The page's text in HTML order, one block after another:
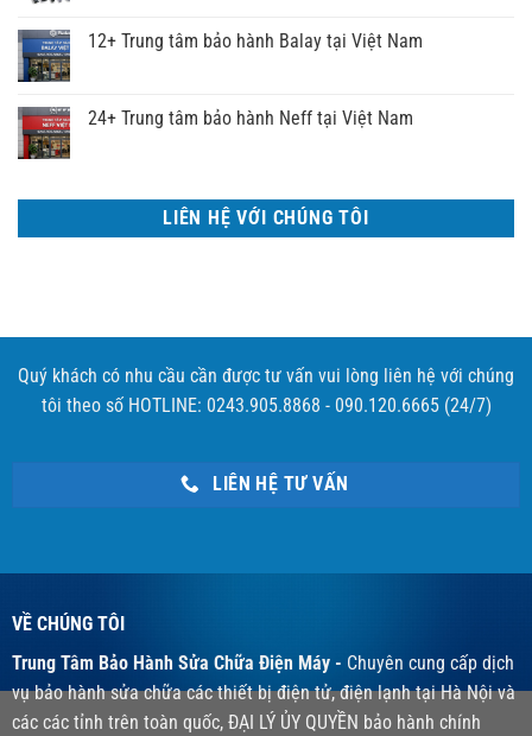
12+ Trung tâm bảo hành Balay tại Việt Nam
24+ Trung tâm bảo hành Neff tại Việt Nam
LIÊN HỆ VỚI CHÚNG TÔI
Quý khách có nhu cầu cần được tư vấn vui lòng liên hệ với chúng
tôi theo số HOTLINE: 0243.905.8868 - 090.120.6665 (24/7)
LIÊN HỆ TƯ VẤN
VỀ CHÚNG TÔI
Trung Tâm Bảo Hành Sửa Chữa Điện Máy - Chuyên cung cấp dịch
vụ bảo hành sửa chữa các thiết bị điện tử, điện lạnh tại Hà Nội và
các các tỉnh trên toàn quốc, ĐẠI LÝ ỦY QUYỀN bảo hành chính